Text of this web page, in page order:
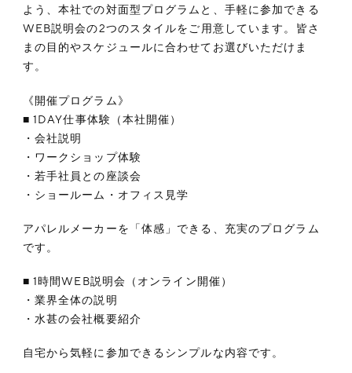
よう、本社での対面型プログラムと、手軽に参加できる
WEB説明会の2つのスタイルをご用意しています。皆さ
まの目的やスケジュールに合わせてお選びいただけま
す。
《開催プログラム》
■ 1DAY仕事体験（本社開催）
・会社説明
・ワークショップ体験
・若手社員との座談会
・ショールーム・オフィス見学
アパレルメーカーを「体感」できる、充実のプログラム
です。
■ 1時間WEB説明会（オンライン開催）
・業界全体の説明
・水甚の会社概要紹介
自宅から気軽に参加できるシンプルな内容です。